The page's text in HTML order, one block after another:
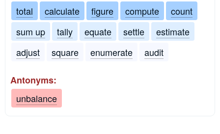
total
calculate figure compute
count
sum up
tally equate settle
estimate
adjust
square enumerate audit
Antonyms:
unbalance